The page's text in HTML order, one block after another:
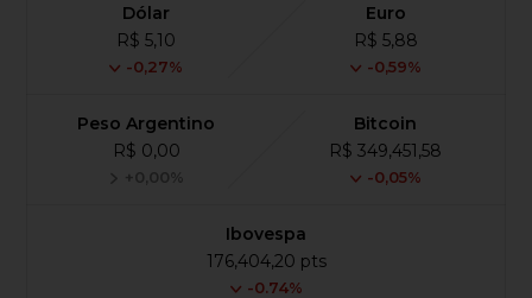
Dólar
R$ 5,10
-0,27%
Euro
R$ 5,88
-0,59%
Peso Argentino
R$ 0,00
+0,00%
Bitcoin
R$ 349,451,58
-0,05%
Ibovespa
176,404,20 pts
-0.74%